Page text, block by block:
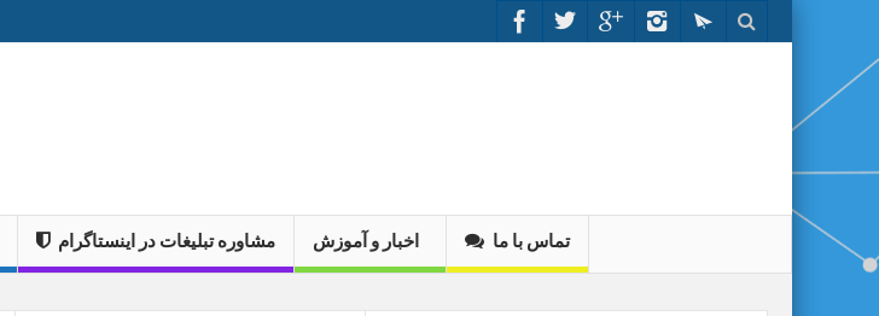
مشاوره تبلیغات در اینستاگرام اخبار و آموزش تماس با ما